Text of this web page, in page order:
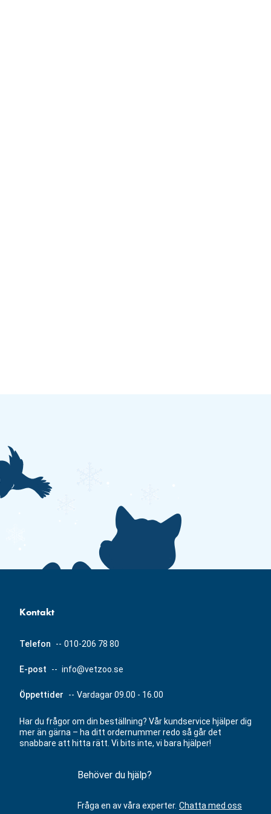
Kontakt
Telefon -- 010-206 78 80
E-post -- info@vetzoo.se
Öppettider -- Vardagar 09.00 - 16.00
Har du frågor om din beställning? Vår kundservice hjälper dig
mer än gärna – ha ditt ordernummer redo så går det
snabbare att hitta rätt. Vi bits inte, vi bara hjälper!
Behöver du hjälp?
Fråga en av våra experter. Chatta med oss